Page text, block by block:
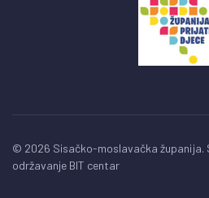
© 2026 Sisačko-moslavačka županija.
održavanje BIT centar